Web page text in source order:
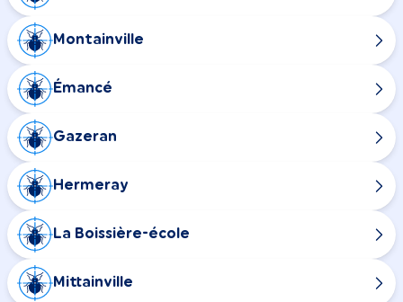
Montainville
Émancé
Gazeran
Hermeray
La Boissière-école
Mittainville